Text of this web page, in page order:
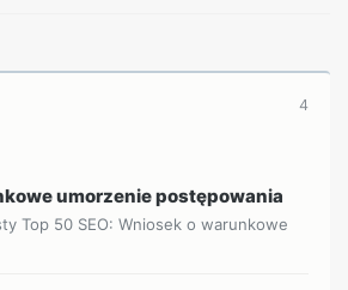
4
umorzenie postępowania
Top 50 SEO: Wniosek o warunkowe